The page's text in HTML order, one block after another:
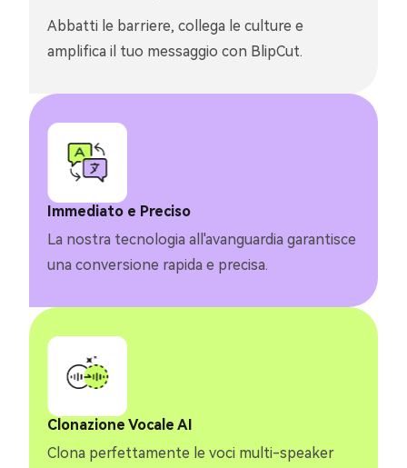
Immediato e Preciso
La nostra tecnologia all'avanguardia garantisce
una conversione rapida e precisa.
Abbatti le barriere, collega le culture e
amplifica il tuo messaggio con BlipCut.
Clonazione Vocale AI
Clona perfettamente le voci multi-speaker